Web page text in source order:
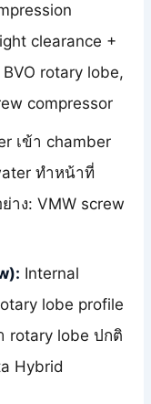
clearance +
rotary lobe,
compressor
เข้า chamber
ทำหน้าที่
าง: VMW screw
Internal
lobe profile
rotary lobe ปกติ
Hybrid